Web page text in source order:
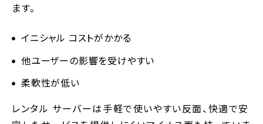
ます。
イニシャル コストがかかる
他ユーザーの影響を受けやすい
柔軟性が低い
レンタル サーバーは手軽で使いやすい反面、快適で安